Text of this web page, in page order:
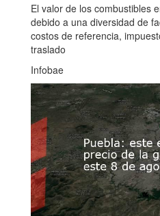
El valor de los combustibles
debido a una diversidad de
costos de referencia,
traslado
Infobae